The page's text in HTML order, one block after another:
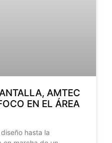
AMTEC
EN EL ÁREA
hasta la